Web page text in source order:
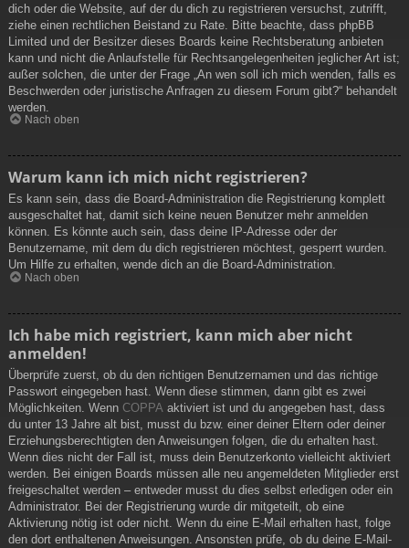
dich oder die Website, auf der du dich zu registrieren versuchst, zutrifft,
ziehe einen rechtlichen Beistand zu Rate. Bitte beachte, dass phpBB
Limited und der Besitzer dieses Boards keine Rechtsberatung anbieten
kann und nicht die Anlaufstelle für Rechtsangelegenheiten jeglicher Art ist;
außer solchen, die unter der Frage „An wen soll ich mich wenden, falls es
Beschwerden oder juristische Anfragen zu diesem Forum gibt?“ behandelt
werden.
Nach oben
Warum kann ich mich nicht registrieren?
Es kann sein, dass die Board-Administration die Registrierung komplett
ausgeschaltet hat, damit sich keine neuen Benutzer mehr anmelden
können. Es könnte auch sein, dass deine IP-Adresse oder der
Benutzername, mit dem du dich registrieren möchtest, gesperrt wurden.
Um Hilfe zu erhalten, wende dich an die Board-Administration.
Nach oben
Ich habe mich registriert, kann mich aber nicht
anmelden!
Überprüfe zuerst, ob du den richtigen Benutzernamen und das richtige
Passwort eingegeben hast. Wenn diese stimmen, dann gibt es zwei
Möglichkeiten. Wenn COPPA aktiviert ist und du angegeben hast, dass
du unter 13 Jahre alt bist, musst du bzw. einer deiner Eltern oder deiner
Erziehungsberechtigten den Anweisungen folgen, die du erhalten hast.
Wenn dies nicht der Fall ist, muss dein Benutzerkonto vielleicht aktiviert
werden. Bei einigen Boards müssen alle neu angemeldeten Mitglieder erst
freigeschaltet werden – entweder musst du dies selbst erledigen oder ein
Administrator. Bei der Registrierung wurde dir mitgeteilt, ob eine
Aktivierung nötig ist oder nicht. Wenn du eine E-Mail erhalten hast, folge
den dort enthaltenen Anweisungen. Ansonsten prüfe, ob du deine E-Mail-